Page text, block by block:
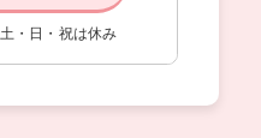
・日・祝は休み